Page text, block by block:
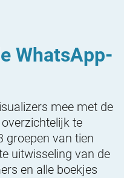
WhatsApp-
mee met de
te
groepen van tien
uitwisseling van de
en alle boekjes